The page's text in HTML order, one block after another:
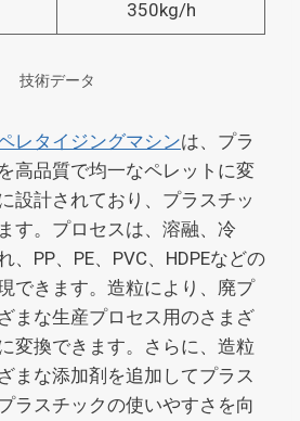
350kg/h
技術データ
レタイジングマシンは、プラ
高品質で均一なペレットに変
設計されており、プラスチッ
す。プロセスは、溶融、冷
、PP、PE、PVC、HDPEなどの
できます。造粒により、廃プ
まな生産プロセス用のさまざ
変換できます。さらに、造粒
まな添加剤を追加してプラス
ラスチックの使いやすさを向